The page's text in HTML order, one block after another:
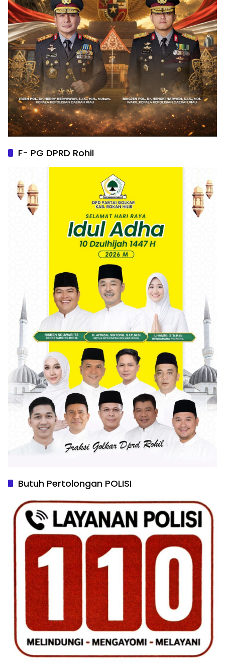
F- PG DPRD Rohil
Butuh Pertolongan POLISI